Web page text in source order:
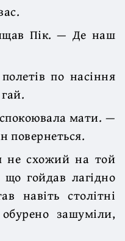
Пік. — Де наш
по насіння
мати. —
повернеться.
не схожий на той
гойдав лагідно
навіть столітні
зашуміли,